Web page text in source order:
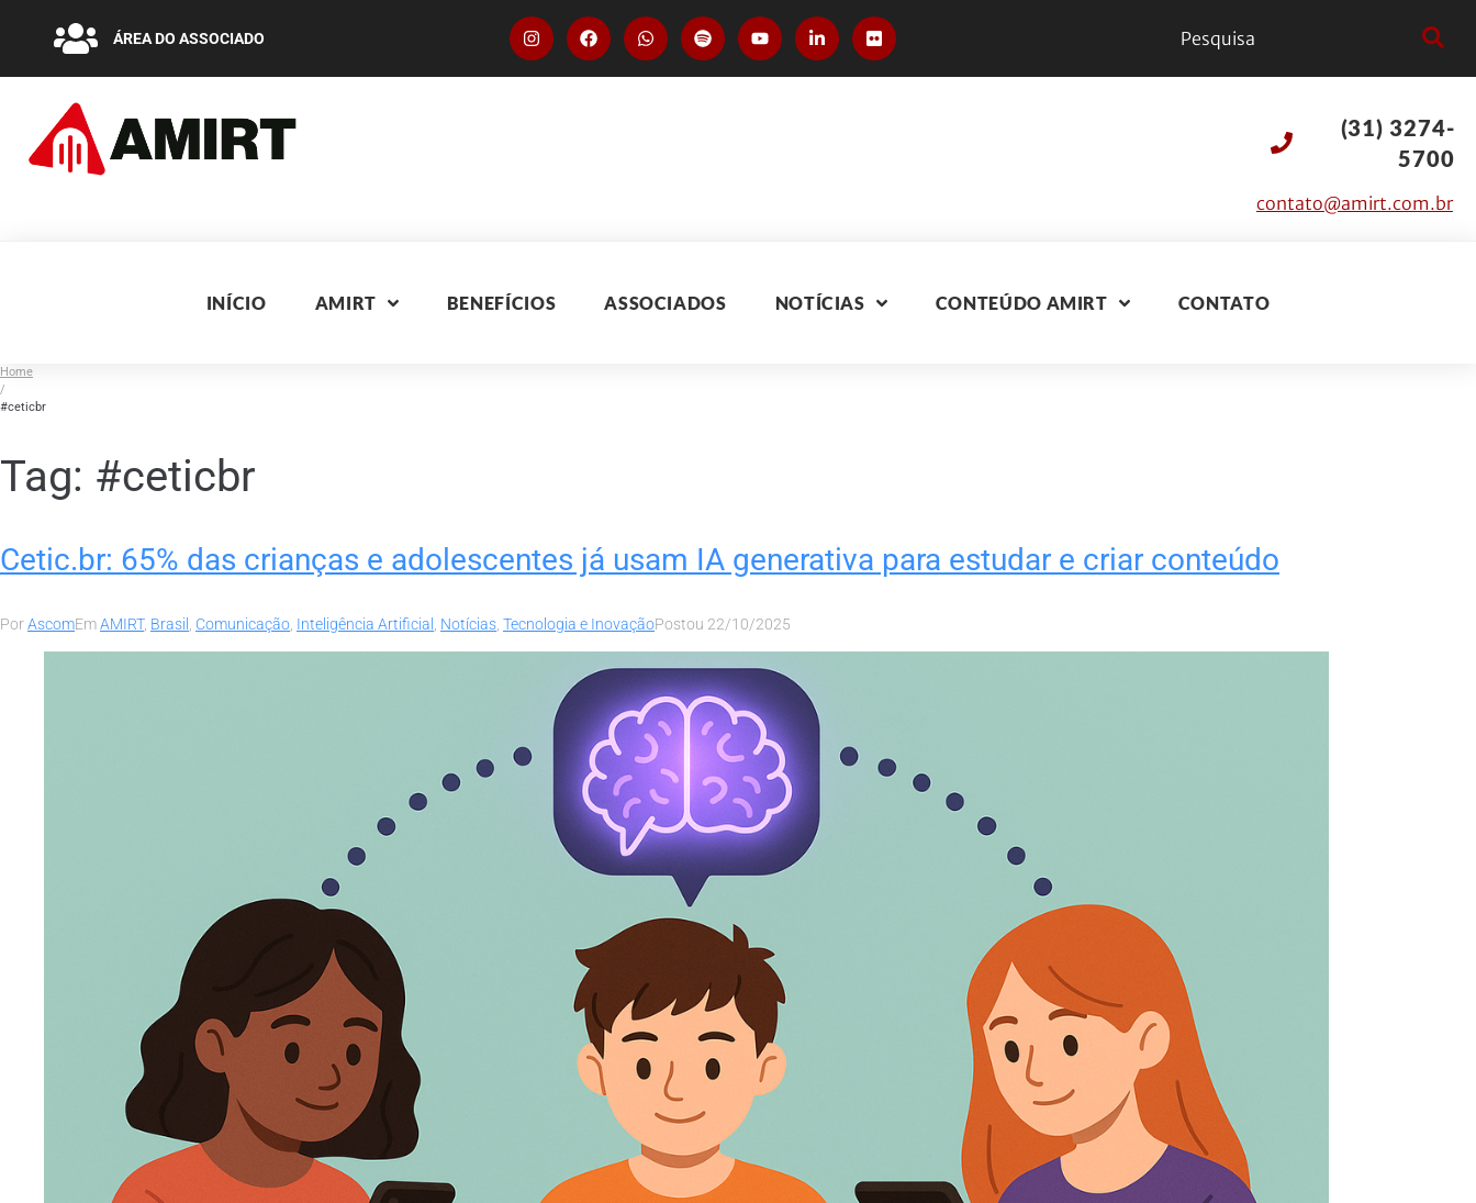
ÁREA DO ASSOCIADO
(31) 3274-
5700
contato@amirt.com.br
INÍCIO AMIRT BENEFÍCIOS ASSOCIADOS NOTÍCIAS CONTEÚDO AMIRT CONTATO
Home
/
#ceticbr
Tag: #ceticbr
Cetic.br: 65% das crianças e adolescentes já usam IA generativa para estudar e criar conteúdo
PorAscomEmAMIRT, Brasil Comunicação Inteligência Artificial Notícias Tecnologia e InovaçãoPostou 22/10/2025